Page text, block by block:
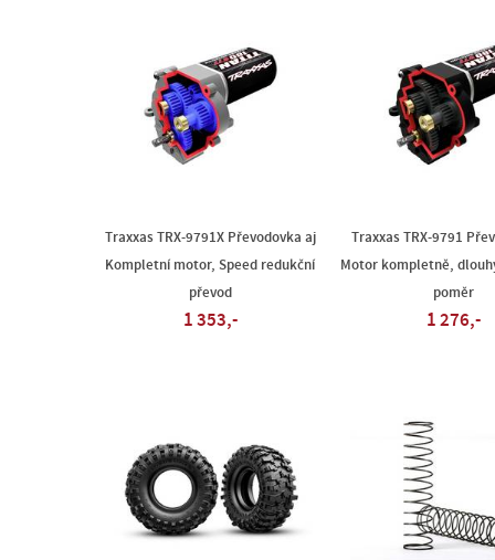
Traxxas TRX-9791X Převodovka aj
Kompletní motor, Speed redukční
převod
1 353,-
Traxxas TRX-9791
Motor kompletně,
poměr
1 276,-